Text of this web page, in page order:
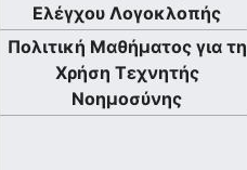
Ελέγχου Λογοκλοπής
Πολιτική Μαθήματος για τη
Χρήση Τεχνητής
Νοημοσύνης